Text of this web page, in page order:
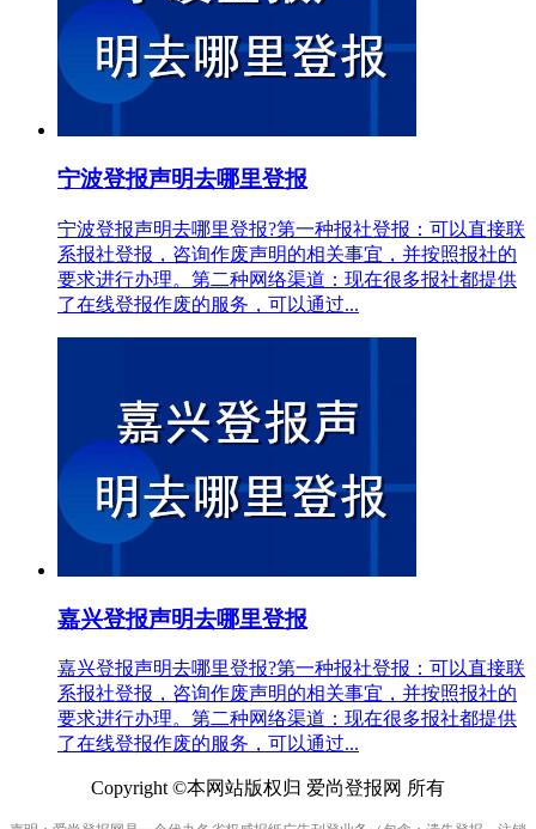
宁波登报声明去哪里登报
宁波登报声明去哪里登报?第一种报社登报：可以直接联
系报社登报，咨询作废声明的相关事宜，并按照报社的
要求进行办理。第二种网络渠道：现在很多报社都提供
了在线登报作废的服务，可以通过...
嘉兴登报声明去哪里登报
嘉兴登报声明去哪里登报?第一种报社登报：可以直接联
系报社登报，咨询作废声明的相关事宜，并按照报社的
要求进行办理。第二种网络渠道：现在很多报社都提供
了在线登报作废的服务，可以通过...
Copyright ©本网站版权归 爱尚登报网 所有